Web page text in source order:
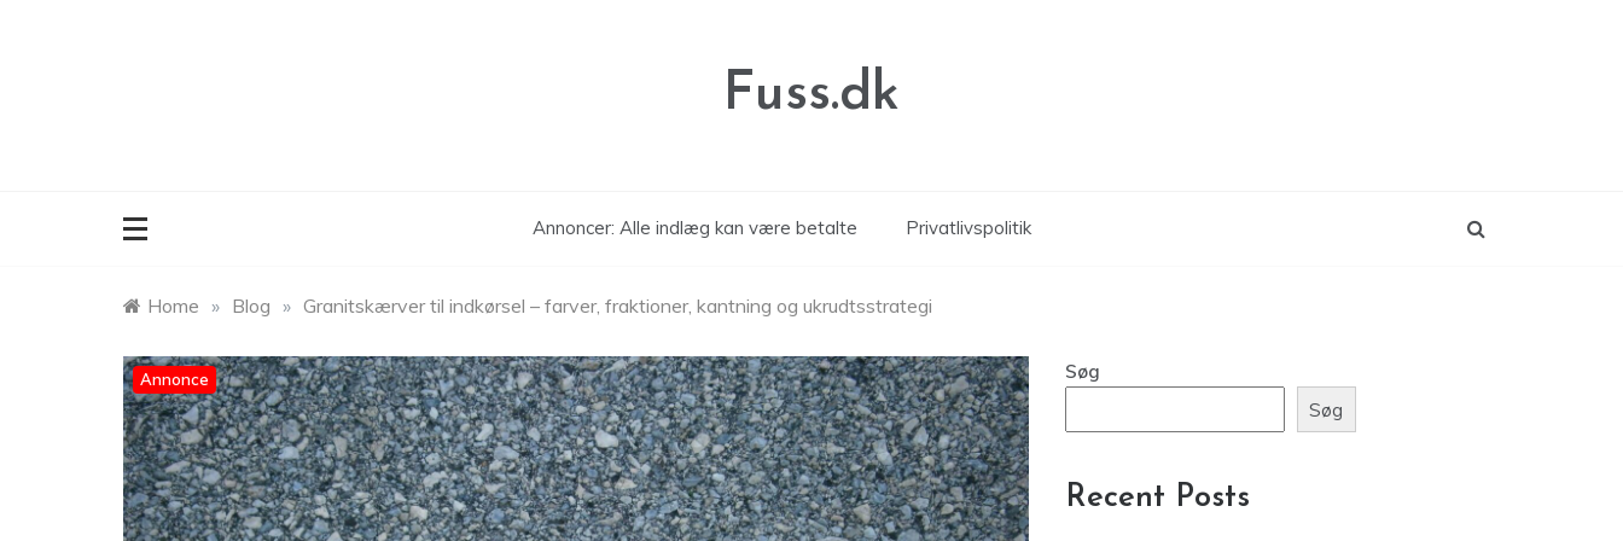
Fuss.dk
Annoncer: Alle indlæg kan være betalte Privatlivspolitik
Home » Blog » Granitskærver til indkørsel – farver, fraktioner, kantning og ukrudtsstrategi
Annonce
Søg
Søg
Recent Posts